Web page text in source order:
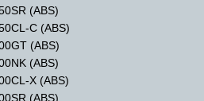
(ABS)
C (ABS)
(ABS)
(ABS)
X (ABS)
(ABS)